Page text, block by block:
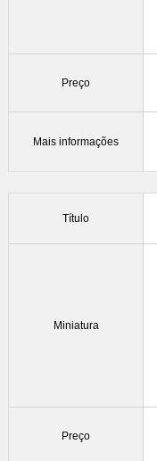
Preço
Mais informações
Título
Miniatura
Preço